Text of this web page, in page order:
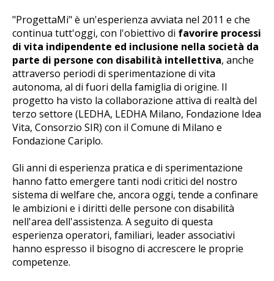
"ProgettaMi" è un'esperienza avviata nel 2011 e che
continua tutt'oggi, con l'obiettivo di favorire processi
di vita indipendente ed inclusione nella società da
parte di persone con disabilità intellettiva, anche
attraverso periodi di sperimentazione di vita
autonoma, al di fuori della famiglia di origine. Il
progetto ha visto la collaborazione attiva di realtà del
terzo settore (LEDHA, LEDHA Milano, Fondazione Idea
Vita, Consorzio SIR) con il Comune di Milano e
Fondazione Cariplo.
Gli anni di esperienza pratica e di sperimentazione
hanno fatto emergere tanti nodi critici del nostro
sistema di welfare che, ancora oggi, tende a confinare
le ambizioni e i diritti delle persone con disabilità
nell'area dell'assistenza. A seguito di questa
esperienza operatori, familiari, leader associativi
hanno espresso il bisogno di accrescere le proprie
competenze.